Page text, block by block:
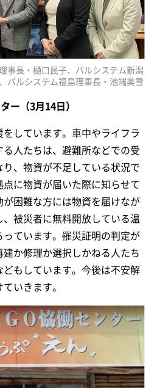
事長・樋口民子、パルシステム新潟
パルシステム福島理事長・池端美雪
ー（3月14日）
しています。車中やライフラ
人たちは、避難所などでの受
り、物資が不足している状況で
に物資が届いた際に知らせて
が困難な方には物資を届けなが
、被災者に無料開放している温
ています。罹災証明の判定が
か修理か選択しかねる人たち
どもしています。今後は不安解
いきます。